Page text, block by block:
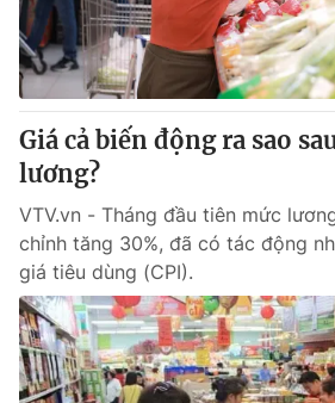
Giá cả biến động ra sao
lương?
VTV.vn - Tháng đầu tiên mức
chỉnh tăng 30%, đã có tác động
giá tiêu dùng (CPI).